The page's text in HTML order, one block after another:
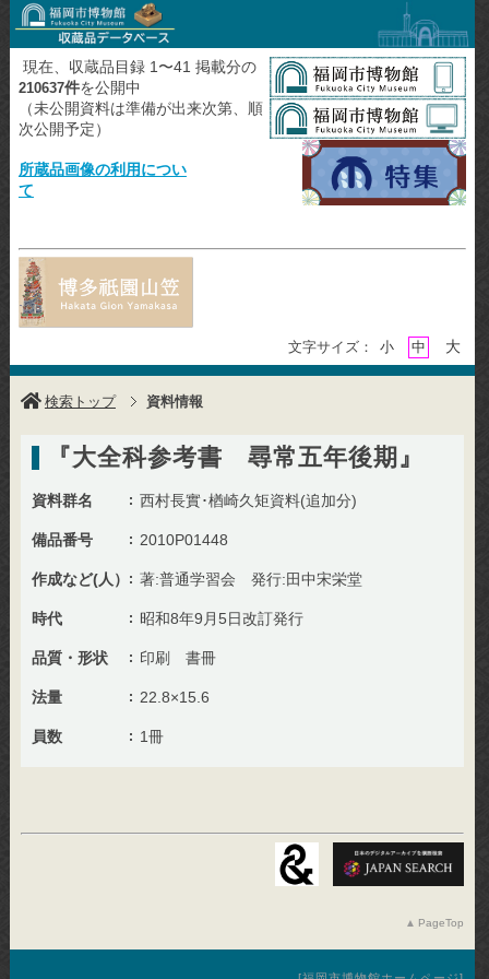
現在、収蔵品目録 1〜41 掲載分の
210637件を公開中
（未公開資料は準備が出来次第、順
次公開予定）
所蔵品画像の利用につい
て
文字サイズ： 小 中 大
検索トップ 資料情報
『大全科参考書 尋常五年後期』
資料群名 西村長實･楢崎久矩資料(追加分)
備品番号 2010P01448
作成など(人） 著:普通学習会 発行:田中宋栄堂
時代 昭和8年9月5日改訂発行
品質・形状 印刷 書冊
法量 22.8×15.6
員数 1冊
PageTop